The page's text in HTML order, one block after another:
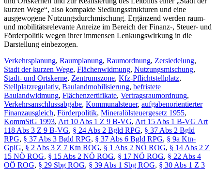
kurzen Wege“, also kompakte Siedlungsstrukturen und eine
ausgewogene Nutzungsdurchmischung. Ergänzend werden raum-
und mobilitätsrelevante Anreize im Bereich der Finanz-, Steuer- und
Förderpolitik wegen ihrer immensen Lenkungswirkung in die
Darstellung einbezogen.
Verkehrsplanung, Raumplanung, Raumordnung, Zersiedelung,
Stadt der kurzen Wege, Flächenwidmung, Nutzungsmischung,
Stadt- und Ortskerne, Zentrumszone, Kfz-Pflichtstellplatz,
Stellplatzregulativ, Baulandmobilisierung, befristete
Baulandwidmung, Flächenzertifikate, Vertragsraumordnung,
Verkehrsanschlussabgabe, Kommunalsteuer, aufgabenorientierter
Finanzausgleich, Förderpolitik, Mineralölsteuergesetz 1955,
KommStG 1993, Art 10 Abs 1 Z 9 B-VG, Art 15 Abs 1 B-VG Art
118 Abs 3 Z 9 B-VG, § 24 Abs 2 Bgld RPG, § 37 Abs 2 Bgld
RPG, § 37 Abs 3 Bgld RPG, § 37 Abs 6 Bgld RPG, § 9a Ktn-
GplG, § 2 Abs 3 Z 7 Ktn ROG, § 1 Abs 2 NÖ ROG, § 14 Abs 2 Z
15 NÖ ROG, § 15 Abs 2 NÖ ROG, § 17 NÖ ROG, § 22 Abs 4
OÖ ROG, § 29 Sbg ROG, § 39 Abs 1 Sbg ROG, § 30 Abs 1 Z 3